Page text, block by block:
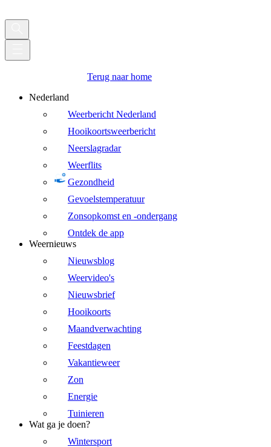
Terug naar home
Nederland
Weerbericht Nederland
Hooikoortsweerbericht
Neerslagradar
Weerflits
Gezondheid
Gevoelstemperatuur
Zonsopkomst en -ondergang
Ontdek de app
Weernieuws
Nieuwsblog
Weervideo's
Nieuwsbrief
Hooikoorts
Maandverwachting
Feestdagen
Vakantieweer
Zon
Energie
Tuinieren
Wat ga je doen?
Wintersport